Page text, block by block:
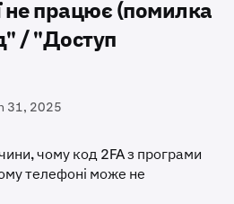
не працює (помилка
/ "Доступ
31, 2025
чому код 2FA з програми
телефоні може не